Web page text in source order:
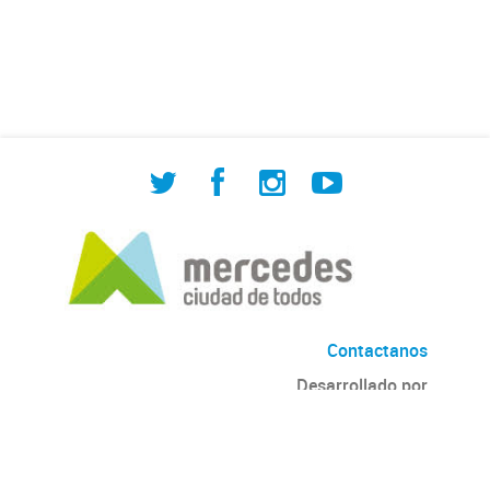
Contactanos
Desarrollado por